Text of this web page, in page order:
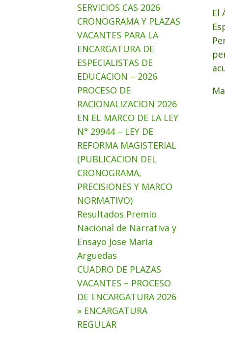
El
SERVICIOS CAS 2026
CRONOGRAMA Y PLAZAS
VACANTES PARA LA
ENCARGATURA DE
ESPECIALISTAS DE
EDUCACION – 2026
PROCESO DE
RACIONALIZACION 2026
EN EL MARCO DE LA LEY
N° 29944 – LEY DE
REFORMA MAGISTERIAL
(PUBLICACION DEL
CRONOGRAMA,
PRECISIONES Y MARCO
NORMATIVO)
Resultados Premio
Nacional de Narrativa y
Ensayo Jose Maria
Arguedas
CUADRO DE PLAZAS
VACANTES – PROCESO
DE ENCARGATURA 2026
» ENCARGATURA
REGULAR